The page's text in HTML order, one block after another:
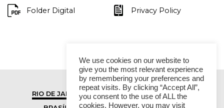
Folder Digital Privacy Policy
RIO DE JANEIRO
SÃO PAULO
We use cookies on our website to
give you the most relevant experience
by remembering your preferences and
repeat visits. By clicking “Accept All”,
you consent to the use of ALL the
cookies. However, you may visit